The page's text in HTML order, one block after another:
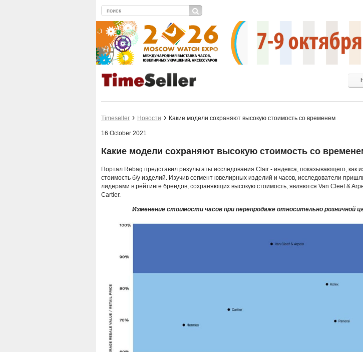
Timeseller Новости Какие модели сохраняют высокую стоимость со временем
16 October 2021
Какие модели сохраняют высокую стоимость со
Портал Rebag представил результаты исследования Clair - индекса, показывающего, как
стоимость б/у изделий. Изучив сегмент ювелирных изделий и часов, исследователи
лидерами в рейтинге брендов, сохраняющих высокую стоимость, являются Van Cleef &
Cartier.
Изменение стоимости часов при перепродаже относительно розничной